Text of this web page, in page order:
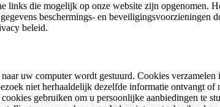
die mogelijk op onze website zijn opgenomen.
beschermings- en beveiligingsvoorzieningen
beleid.
uw computer wordt gestuurd. Cookies
niet herhaaldelijk dezelfde informatie ontvangt
gebruiken om u persoonlijke aanbiedingen te